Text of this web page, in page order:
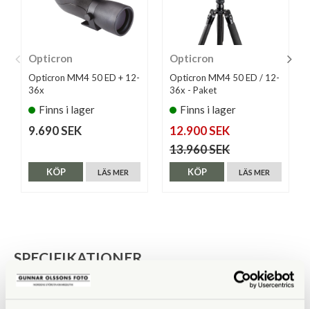
Opticron
Opticron MM4 50 ED + 12-
36x
Finns i lager
9.690 SEK
LÄS MER
KÖP
Opticron
Opticron MM4 50 ED / 12-
36x - Paket
Finns i lager
12.900 SEK
13.960 SEK
LÄS MER
KÖP
SPECIFIKATIONER
Förstoring